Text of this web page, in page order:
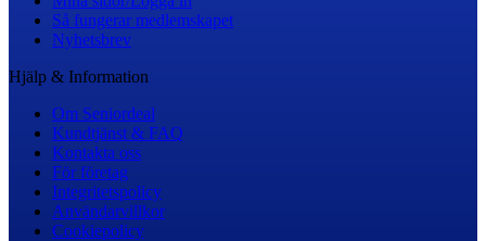
Så fungerar medlemskapet
Nyhetsbrev
Hjälp & Information
Om Seniordeal
Kundtjänst & FAQ
Kontakta oss
För företag
Integritetspolicy
Användarvillkor
Cookiepolicy